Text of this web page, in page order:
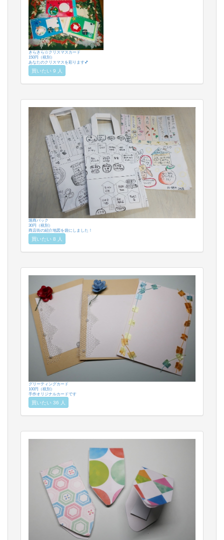
きらきら☆クリスマスカード
150円（税別）
あなたのクリスマスを彩ります💕
買いたい 9 人
堀商バック
30円（税別）
商店街の紹介地図を袋にしました！
買いたい 8 人
グリーティングカード
100円（税別）
手作オリジナルカードです
買いたい 36 人